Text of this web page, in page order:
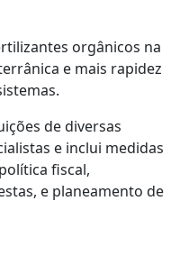
orgânicos na
e mais rapidez
de diversas
e inclui medidas
fiscal,
e planeamento de